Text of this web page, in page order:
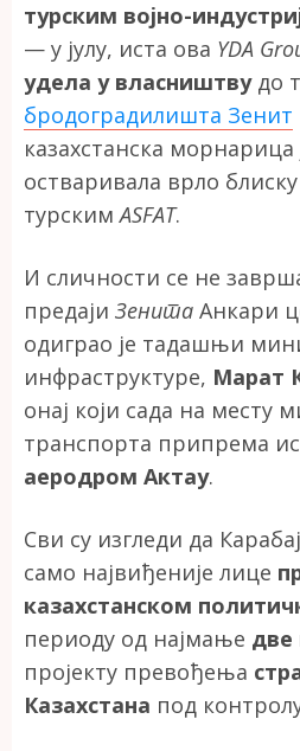
турским војно-
— у јулу, иста ова YDA
удела у власништвудо
бродоградилишта Зенит
казахстанска морнарица
остваривала врло
турскимASFAT.
И сличности се не
предаји Зенита Анкари
одиграо је тадашњи
инфраструктуре, Марат
онај који сада на месту
транспорта припрема
аеродром Актау.
Сви су изгледи да
само највиђеније лице
казахстанском
периоду од најмање две
пројекту превођења
Казахстана под